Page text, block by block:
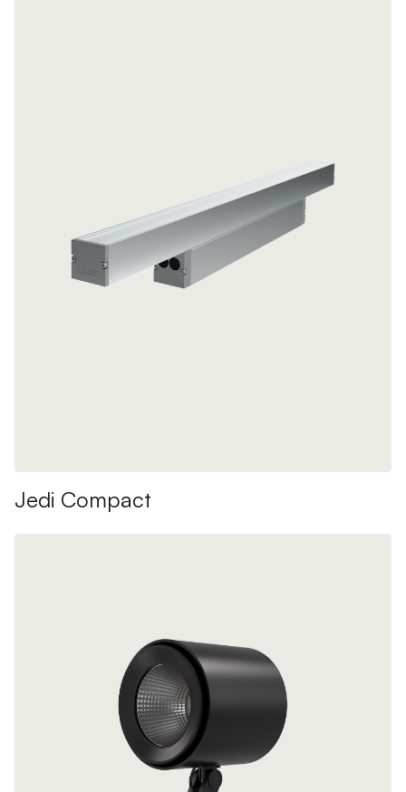
Jedi Compact